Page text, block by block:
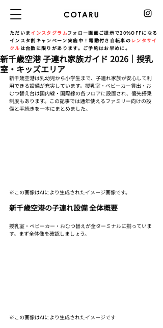
ただいま インスタグラムフォロー画面ご提示で20%OFFになる
インスタ割キャンペーン実施中！電動付き自転車の レンタサイ
クル は台数に限りがあります。ご予約はお早めに。
新千歳空港 子連れ家族ガイド 2026｜授乳
室・キッズエリア
新千歳空港は乳幼児から小学生まで、子連れ家族が安心して利
用できる設備が充実しています。授乳室・ベビーカー貸出・お
むつ替え台は国内線・国際線の各フロアに設置され、優先搭乗
制度もあります。この記事では通年使えるファミリー向けの設
備と手続きを一本にまとめました。
※この画像はAIにより生成されたイメージ画像です。
新千歳空港の子連れ設備 全体概要
授乳室・ベビーカー・おむつ替えが全ターミナルに揃っていま
す。まず全体像を確認しましょう。
※この画像はAIにより生成されたイメージです